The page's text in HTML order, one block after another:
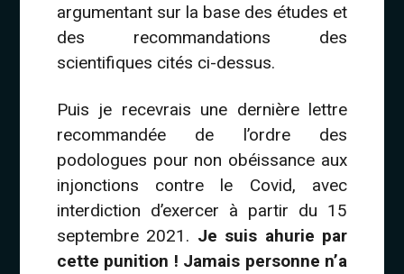
argumentant sur la base des études et
des recommandations des
scientifiques cités ci-dessus.
Puis je recevrais une dernière lettre
recommandée de l’ordre des
podologues pour non obéissance aux
injonctions contre le Covid, avec
interdiction d’exercer à partir du 15
septembre 2021. Je suis ahurie par
cette punition ! Jamais personne n’a